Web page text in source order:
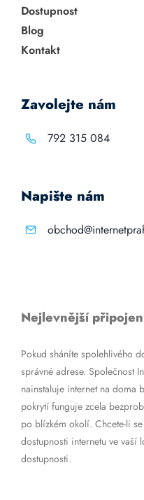
Dostupnost
Blog
Kontakt
Zavolejte nám
792 315 084
Napište nám
Nejlevnější
Pokud sháníte spolehlivého
správné adrese. Společnost
nainstaluje internet na doma
pokrytí funguje zcela
po blízkém okolí. Chcete-li
dostupnosti internetu ve
dostupnosti.